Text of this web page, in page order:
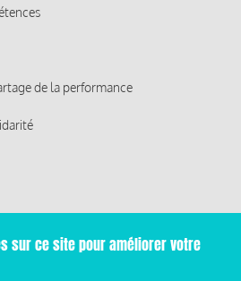
de la performance
sur ce site pour améliorer votre